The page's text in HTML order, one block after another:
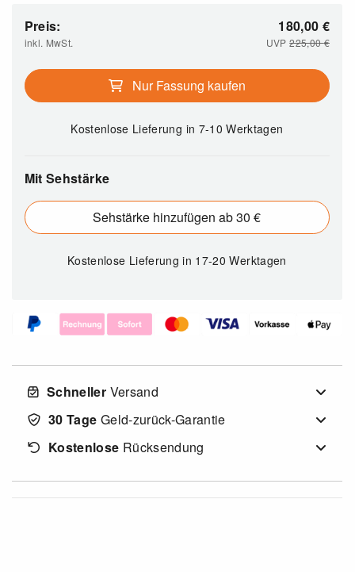
Preis:
inkl. MwSt.
180,00 €
UVP225,00€
Nur Fassung kaufen
Kostenlose Lieferung in 7-10 Werktagen
Mit Sehstärke
Sehstärke hinzufügen ab 30 €
Kostenlose Lieferungin 17-20 Werktagen
Schneller Versand
30 Tage Geld-zurück-Garantie
Kostenlose Rücksendung